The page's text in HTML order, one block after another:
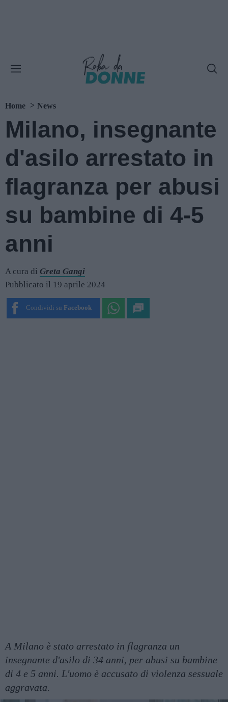
Home News
Milano, insegnante
d'asilo arrestato in
flagranza per abusi
su bambine di 4-5
anni
A cura di Greta Gangi
Pubblicato il 19 aprile 2024
Condividi su Facebook
A Milano è stato arrestato in flagranza un
insegnante d'asilo di 34 anni, per abusi su bambine
di 4 e 5 anni. L'uomo è accusato di violenza sessuale
aggravata.